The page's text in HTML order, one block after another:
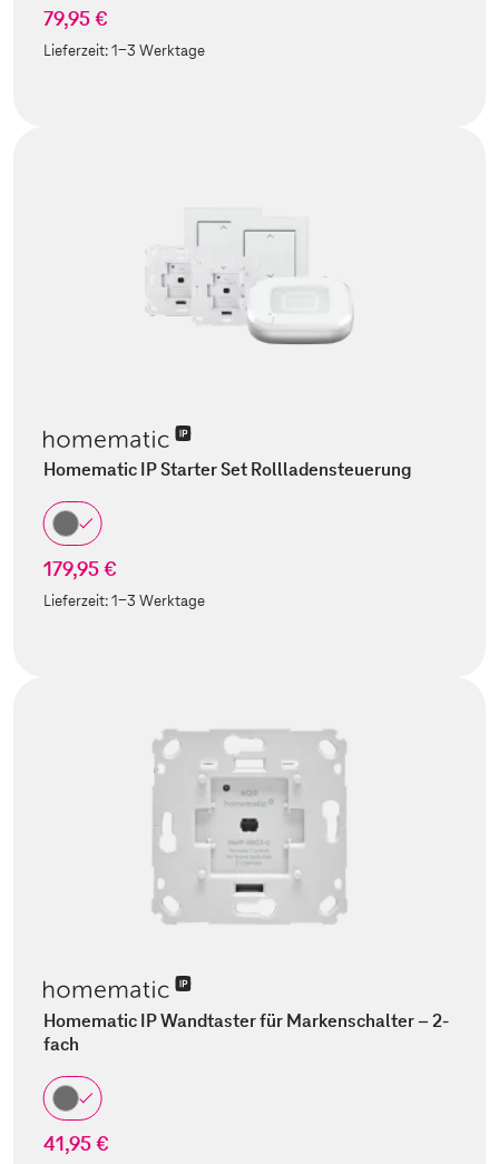
79,95 €
Lieferzeit:1-3 Werktage
Homematic IP Starter Set Rollladensteuerung
179,95 €
Lieferzeit:1-3 Werktage
Homematic IP Wandtaster für Markenschalter – 2-
fach
41,95 €